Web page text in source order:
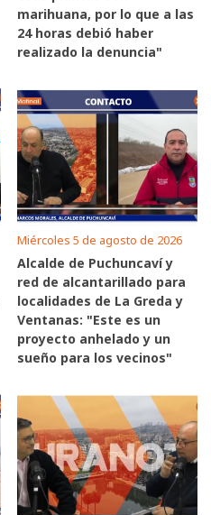
marihuana, por lo que a las
24 horas debió haber
realizado la denuncia"
Miércoles 5 de agosto de 2026
Alcalde de Puchuncaví y
red de alcantarillado para
localidades de La Greda y
Ventanas: "Este es un
proyecto anhelado y un
sueño para los vecinos"